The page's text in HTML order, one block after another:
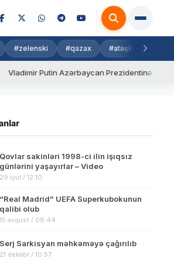
#zelenski #qazax #atəşkəs
Putin Azərbaycan Prezidentinə zəng edib
Qovlar sakinləri 1998-ci ilin işıqsız
günlərini yaşayırlar – Video
29 iyul / 12:10
“Real Madrid” UEFA Superkubokunun
qalibi olub
15 avqust / 08:44
Serj Sarkisyan məhkəməyə çağırılıb
21 dekabr / 10:57